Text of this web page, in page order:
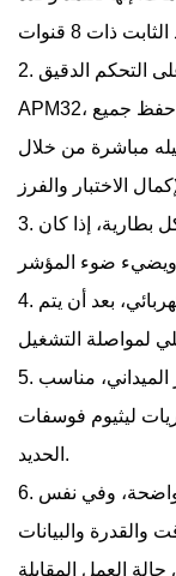
2. يعتمد جهاز اختبار خلية أيون الليثيوم على التحكم الدقيق
APM32، المتصل بواسطة عمل الكمبيوتر، ويمكنه حفظ جميع
مباشرة من خلال
3. الكشف في الوقت الحقيقي وعرض حالة كل بطارية، إذا كان
4. لديه وظيفة الحماية من انقطاع التيار الكهربائي، بعد أن يتم
5. أنبوب الطاقة باستخدام أنبوب التأثير الميداني، مناسب
ليثيوم فوسفات
الحديد.
6. يعتمد واجهة التشغيل الرسومية، بديهية وواضحة، وفي نفس
والقدرة والبيانات
العمل المقابلة